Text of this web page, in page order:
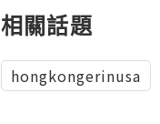
相關話題
hongkongerinusa